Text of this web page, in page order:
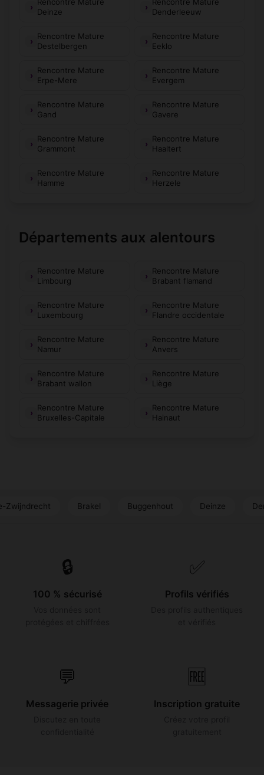
Deinze
Denderleeuw
Rencontre Mature
Destelbergen
Rencontre Mature
Eeklo
Rencontre Mature
Erpe-Mere
Rencontre Mature
Evergem
Rencontre Mature
Gand
Rencontre Mature
Gavere
Rencontre Mature
Grammont
Rencontre Mature
Haaltert
Rencontre Mature
Hamme
Rencontre Mature
Herzele
Départements aux alentours
Rencontre Mature
Limbourg
Rencontre Mature
Brabant flamand
Rencontre Mature
Luxembourg
Rencontre Mature
Flandre occidentale
Rencontre Mature
Namur
Rencontre Mature
Anvers
Rencontre Mature
Brabant wallon
Rencontre Mature
Liège
Rencontre Mature
Bruxelles-Capitale
Rencontre Mature
Hainaut
Brakel Buggenhout Deinze Denderleeuw
🔒
100 % sécurisé
✅
Profils vérifiés
💬
Messagerie privée
🆓
Inscription gratuite